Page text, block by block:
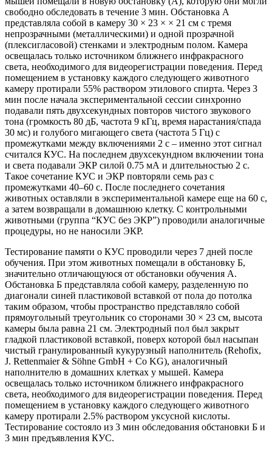
свободно обследовать в течение 3 мин. Обстановка А
представляла собой в камеру 30 × 23 × × 21 см с тремя
непрозрачными (металлическими) и одной прозрачной
(плексигласовой) стенками и электродным полом. Камера
освещалась только источником ближнего инфракрасного
света, необходимого для видеорегистрации поведения. Перед
помещением в установку каждого следующего животного
камеру протирали 55% раствором этилового спирта. Через 3
мин после начала экспериментальной сессии синхронно
подавали пять двухсекундных повторов чистого звукового
тона (громкость 80 дБ, частота 9 кГц, время нарастания/спада
30 мс) и голубого мигающего света (частота 5 Гц) с
промежутками между включениями 2 с – именно этот сигнал
считался КУС. На последнем двухсекундном включении тона
и света подавали ЭКР силой 0.75 мА и длительностью 2 с.
Такое сочетание КУС и ЭКР повторяли семь раз с
промежутками 40–60 с. После последнего сочетания
животных оставляли в экспериментальной камере еще на 60 с,
а затем возвращали в домашнюю клетку. С контрольными
животными (группа “КУС без ЭКР”) проводили аналогичные
процедуры, но не наносили ЭКР.
Тестирование памяти о КУС проводили через 7 дней после
обучения. При этом животных помещали в обстановку Б,
значительно отличающуюся от обстановки обучения А.
Обстановка Б представляла собой камеру, разделенную по
диагонали синей пластиковой вставкой от пола до потолка
таким образом, чтобы пространство представляло собой
прямоугольный треугольник со сторонами 30 × 23 см, высота
камеры была равна 21 см. Электродный пол был закрыт
гладкой пластиковой вставкой, поверх которой был насыпан
чистый гранулированный кукурузный наполнитель (Rehofix,
J. Rettenmaier & Söhne GmbH + Co KG), аналогичный
наполнителю в домашних клетках у мышей. Камера
освещалась только источником ближнего инфракрасного
света, необходимого для видеорегистрации поведения. Перед
помещением в установку каждого следующего животного
камеру протирали 2.5% раствором уксусной кислоты.
Тестирование состояло из 3 мин обследования обстановки Б и
3 мин предъявления КУС.